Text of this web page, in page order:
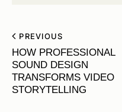
PREVIOUS
HOW PROFESSIONAL
SOUND DESIGN
TRANSFORMS VIDEO
STORYTELLING